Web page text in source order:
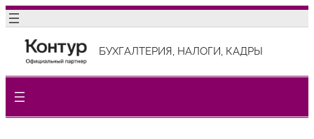
Перейти
содержимому
БУХГАЛТЕРИЯ, НАЛОГИ, КАДРЫ